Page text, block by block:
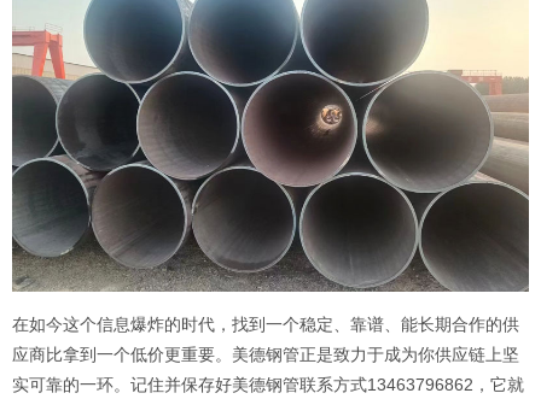
在如今这个信息爆炸的时代，找到一个稳定、靠谱、能长期合作的供
应商比拿到一个低价更重要。美德钢管正是致力于成为你供应链上坚
实可靠的一环。记住并保存好美德钢管联系方式13463796862，它就